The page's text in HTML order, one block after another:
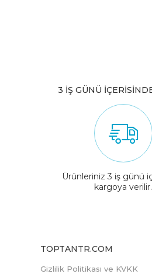
3 İŞ GÜNÜ
Ürünleriniz 3 iş günü
kargoya verilir.
TOPTANTR.COM
Gizlilik Politikası ve KVKK